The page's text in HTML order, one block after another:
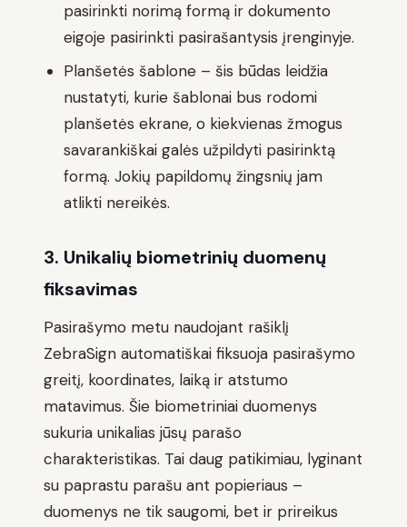
pasirinkti norimą formą ir dokumento
eigoje pasirinkti pasirašantysis įrenginyje.
Planšetės šablone – šis būdas leidžia
nustatyti, kurie šablonai bus rodomi
planšetės ekrane, o kiekvienas žmogus
savarankiškai galės užpildyti pasirinktą
formą. Jokių papildomų žingsnių jam
atlikti nereikės.
3. Unikalių biometrinių duomenų
fiksavimas
Pasirašymo metu naudojant rašiklį
ZebraSign automatiškai fiksuoja pasirašymo
greitį, koordinates, laiką ir atstumo
matavimus. Šie biometriniai duomenys
sukuria unikalias jūsų parašo
charakteristikas. Tai daug patikimiau, lyginant
su paprastu parašu ant popieriaus –
duomenys ne tik saugomi, bet ir prireikus